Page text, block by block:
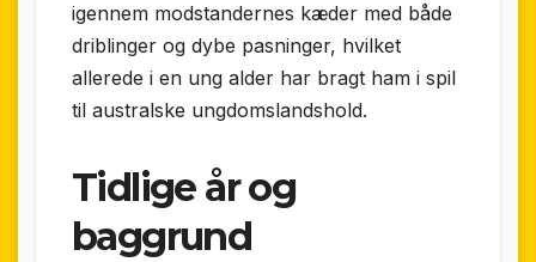
igennem modstandernes kæder med både
driblinger og dybe pasninger, hvilket
allerede i en ung alder har bragt ham i spil
til australske ungdomslandshold.
Tidlige år og
baggrund